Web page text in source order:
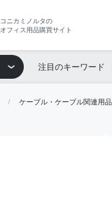
コニカミノルタの
オフィス用品購買サイト
注目のキーワード
ケーブル・ケーブル関連用品